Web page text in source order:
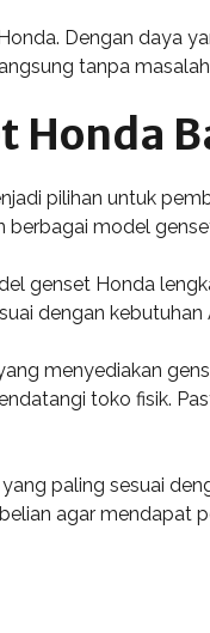
Dengan daya
tanpa
Honda
pilihan untuk
model
genset Honda
dengan kebutuhan
menyediakan
toko fisik.
paling sesuai
agar mendapat